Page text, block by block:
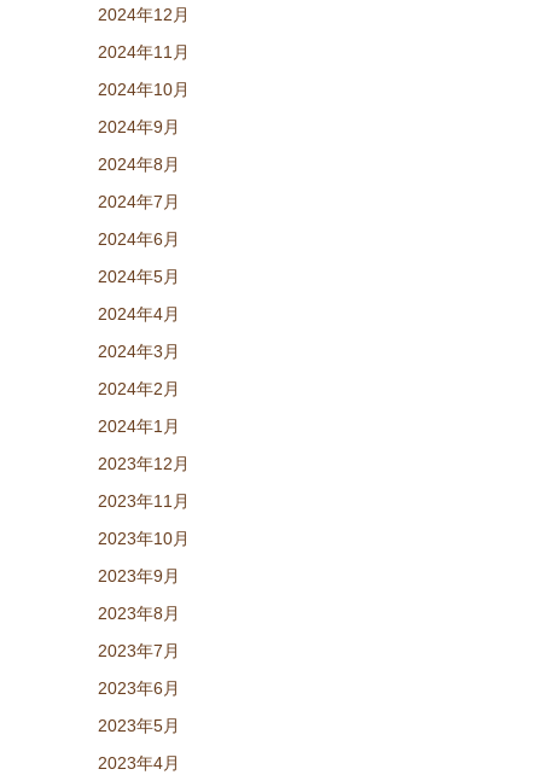
2024年12月
2024年11月
2024年10月
2024年9月
2024年8月
2024年7月
2024年6月
2024年5月
2024年4月
2024年3月
2024年2月
2024年1月
2023年12月
2023年11月
2023年10月
2023年9月
2023年8月
2023年7月
2023年6月
2023年5月
2023年4月